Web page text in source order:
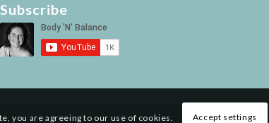
Subscribe
you are agreeing to our use of cookies. Accept settings